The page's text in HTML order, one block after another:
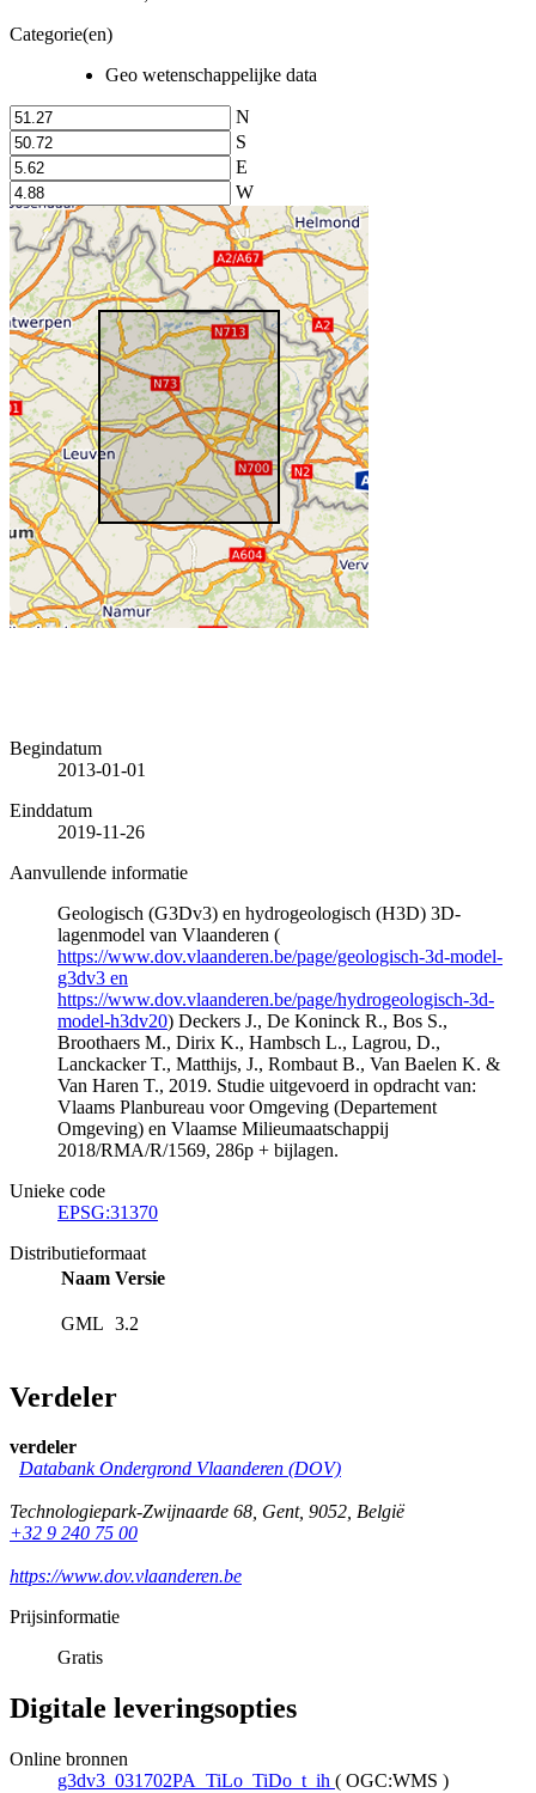
Categorie(en)
Geo wetenschappelijke data
N
S
E
W
Begindatum
2013-01-01
Einddatum
2019-11-26
Aanvullende informatie
Geologisch (G3Dv3) en hydrogeologisch (H3D) 3D-
lagenmodel van Vlaanderen (
https://www.dov.vlaanderen.be/page/geologisch-3d-model-
g3dv3 en
https://www.dov.vlaanderen.be/page/hydrogeologisch-3d-
model-h3dv20) Deckers J., De Koninck R., Bos S.,
Broothaers M., Dirix K., Hambsch L., Lagrou, D.,
Lanckacker T., Matthijs, J., Rombaut B., Van Baelen K. &
Van Haren T., 2019. Studie uitgevoerd in opdracht van:
Vlaams Planbureau voor Omgeving (Departement
Omgeving) en Vlaamse Milieumaatschappij
2018/RMA/R/1569, 286p + bijlagen.
Unieke code
EPSG:31370
Distributieformaat
Naam Versie
GML 3.2
Verdeler
verdeler
Databank Ondergrond Vlaanderen (DOV)
Technologiepark-Zwijnaarde 68, Gent, 9052, België
+32 9 240 75 00
https://www.dov.vlaanderen.be
Prijsinformatie
Gratis
Digitale leveringsopties
Online bronnen
g3dv3_031702PA_TiLo_TiDo_t_ih ( OGC:WMS )